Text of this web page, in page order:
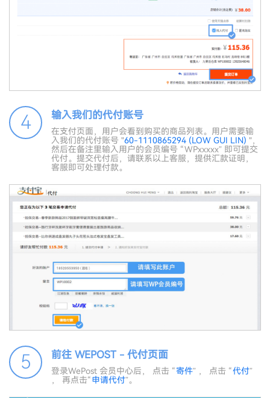
4 输入我们的代付账号
在支付页面，用户会看到购买的商品列表。用户需要输
入我们的代付账号 "60-1110865294 (LOW GUI LIN) "，
然后在备注里输入用户的会员编号 “WPxxxxx” 即可提交
代付。提交代付后，请联系以上客服，提供汇款证明，
客服即可处理付款。
5 前往 WEPOST - 代付页面
登录WePost 会员中心后， 点击 “寄件” ， 点击 “代付”
， 再点击“申请代付”。